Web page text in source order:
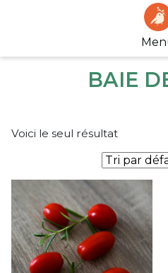
BAIE
Voici le seul résultat